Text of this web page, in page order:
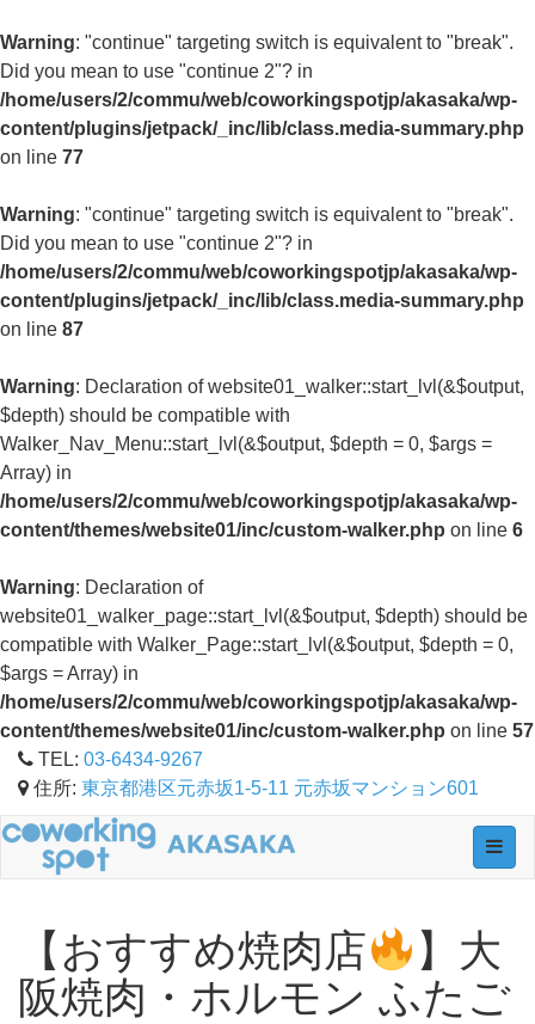
Warning: "continue" targeting switch is equivalent to "break".
Did you mean to use "continue 2"? in
/home/users/2/commu/web/coworkingspotjp/akasaka/wp-
content/plugins/jetpack/_inc/lib/class.media-summary.php
on line 77
Warning: "continue" targeting switch is equivalent to "break".
Did you mean to use "continue 2"? in
/home/users/2/commu/web/coworkingspotjp/akasaka/wp-
content/plugins/jetpack/_inc/lib/class.media-summary.php
on line 87
Warning: Declaration of website01_walker::start_lvl(&$output,
$depth) should be compatible with
Walker_Nav_Menu::start_lvl(&$output, $depth = 0, $args =
Array) in
/home/users/2/commu/web/coworkingspotjp/akasaka/wp-
content/themes/website01/inc/custom-walker.php on line 6
Warning: Declaration of
website01_walker_page::start_lvl(&$output, $depth) should be
compatible with Walker_Page::start_lvl(&$output, $depth = 0,
$args = Array) in
/home/users/2/commu/web/coworkingspotjp/akasaka/wp-
content/themes/website01/inc/custom-walker.php on line 57
TEL: 03-6434-9267
住所: 東京都港区元赤坂1-5-11 元赤坂マンション601
【おすすめ焼肉店
】大
阪焼肉・ホルモン ふたご